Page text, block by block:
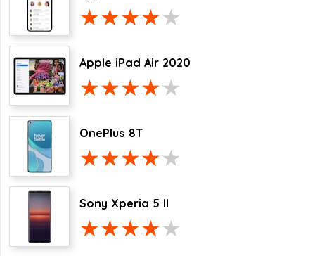
Apple iPad Air 2020
OnePlus 8T
Sony Xperia 5 II